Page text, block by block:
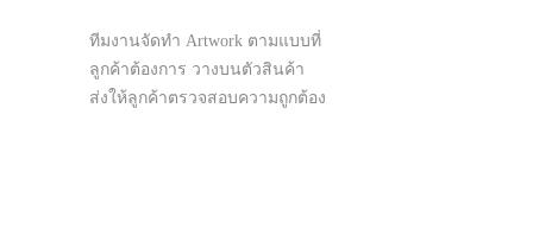
ทีมงานจัดทำ Artwork ตามแบบที่
ลูกค้าต้องการ วางบนตัวสินค้า
ส่งให้ลูกค้าตรวจสอบความถูกต้อง